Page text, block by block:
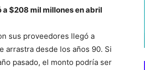
$208 mil millones en abril
sus proveedores llegó a
arrastra desde los años 90. Si
pasado, el monto podría ser